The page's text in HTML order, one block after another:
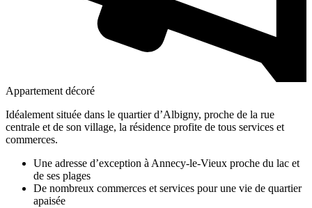
Appartement décoré
Idéalement située dans le quartier d’Albigny, proche de la rue
centrale et de son village, la résidence profite de tous services et
commerces.
Une adresse d’exception à Annecy-le-Vieux proche du lac et
de ses plages
De nombreux commerces et services pour une vie de quartier
apaisée